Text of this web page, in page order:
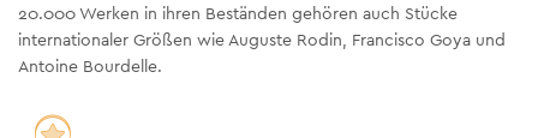
20.000 Werken in ihren Beständen gehören auch Stücke
internationaler Größen wie Auguste Rodin, Francisco Goya und
Antoine Bourdelle.